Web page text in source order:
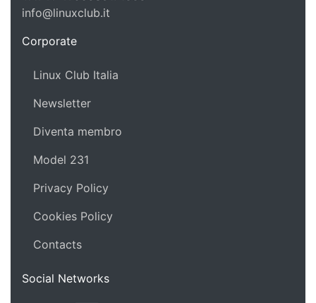
info@linuxclub.it
Corporate
Linux Club Italia
Newsletter
Diventa membro
Model 231
Privacy Policy
Cookies Policy
Contacts
Social Networks